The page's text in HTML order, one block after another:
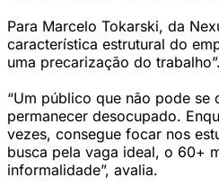
Para Marcelo Tokarski, da
característica estrutural do
uma precarização do trabalho”.
“Um público que não pode se
permanecer desocupado.
vezes, consegue focar nos
busca pela vaga ideal, o 60+
informalidade”, avalia.